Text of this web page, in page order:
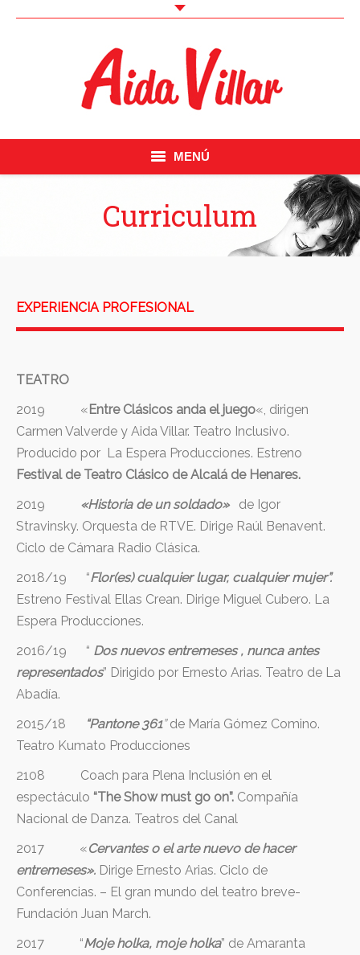
MENÚ
Videobook
Contacto
Curriculum
EXPERIENCIA PROFESIONAL
TEATRO
2019 «Entre Clásicos anda el juego«, dirigen
Carmen Valverde y Aida Villar. Teatro Inclusivo.
Producido por La Espera Producciones. Estreno
Festival de Teatro Clásico de Alcalá de Henares.
2019
«Historia de un soldado» de Igor
Stravinsky. Orquesta de RTVE. Dirige Raúl Benavent.
Ciclo de Cámara Radio Clásica.
2018/19 “Flor(es) cualquier lugar, cualquier mujer”.
Estreno Festival Ellas Crean. Dirige Miguel Cubero. La
Espera Producciones.
2016/19 “ Dos nuevos entremeses , nunca antes
representados” Dirigido por Ernesto Arias. Teatro de La
Abadía.
2015/18
“Pantone 361”de María Gómez Comino.
Teatro Kumato Producciones
2108 Coach para Plena Inclusión en el
espectáculo “The Show must go on”. Compañía
Nacional de Danza. Teatros del Canal
2017 «Cervantes o el arte nuevo de hacer
entremeses». Dirige Ernesto Arias. Ciclo de
Conferencias. – El gran mundo del teatro breve-
Fundación Juan March.
2017 “Moje holka, moje holka” de Amaranta